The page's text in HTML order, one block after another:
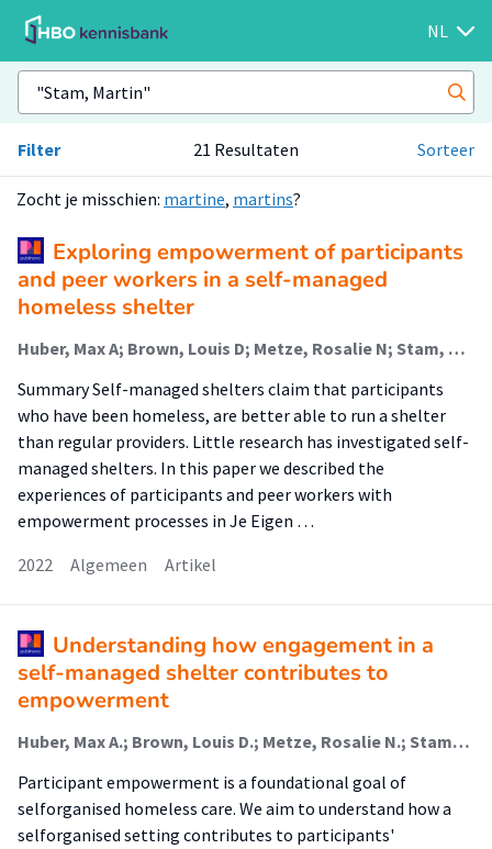
NL
Filter 21 Resultaten Sorteer
Zocht je misschien: martine, martins?
Exploring empowerment of participants
and peer workers in a self-managed
homeless shelter
Huber, Max A; Brown, Louis D; Metze, Rosalie N; Stam, Martin; van Regenmortel, Tine; Abma, Tineke N
Summary Self-managed shelters claim that participants
who have been homeless, are better able to run a shelter
than regular providers. Little research has investigated self-
managed shelters. In this paper we described the
experiences of participants and peer workers with
empowerment processes in Je Eigen …
2022
Algemeen Artikel
Understanding how engagement in a
self-managed shelter contributes to
empowerment
Huber, Max A.; Brown, Louis D.; Metze, Rosalie N.; Stam, Martin; Abma, Tineke A; van Regenmortel, Tine; Abma, Tineke N.
Participant empowerment is a foundational goal of
selforganised homeless care. We aim to understand how a
selforganised setting contributes to participants'